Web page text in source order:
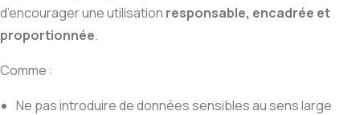
d’encourager une utilisation responsable, encadrée et
proportionnée.
Comme :
Ne pas introduire de données sensibles au sens large